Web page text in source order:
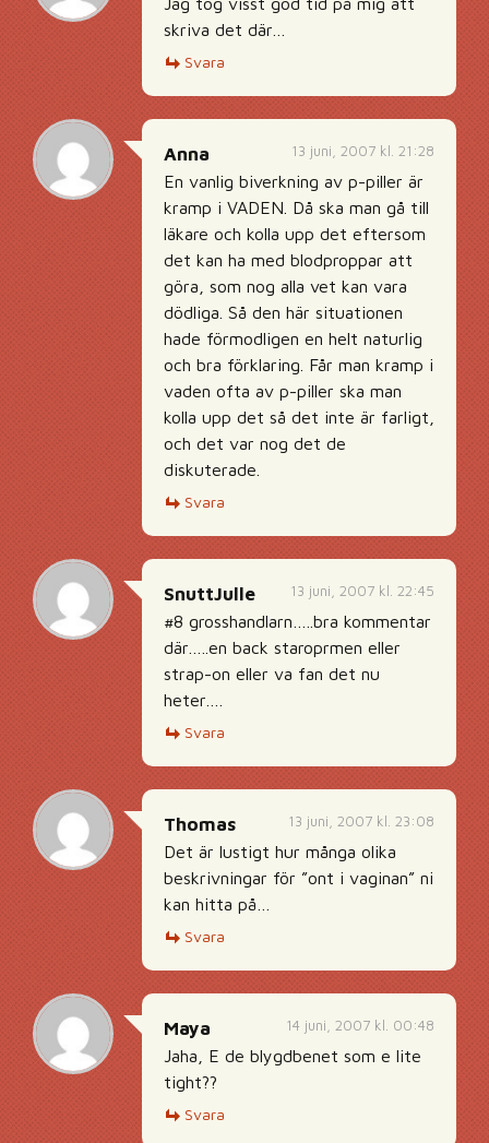
skriva det där…
Svara
13 juni, 2007 kl. 21:28
Anna
En vanlig biverkning av p-piller är
kramp i VADEN. Då ska man gå till
läkare och kolla upp det eftersom
det kan ha med blodproppar att
göra, som nog alla vet kan vara
dödliga. Så den här situationen
hade förmodligen en helt naturlig
och bra förklaring. Får man kramp i
vaden ofta av p-piller ska man
kolla upp det så det inte är farligt,
och det var nog det de
diskuterade.
Svara
13 juni, 2007 kl. 22:45
SnuttJulle
#8 grosshandlarn…..bra kommentar
där…..en back staroprmen eller
strap-on eller va fan det nu
heter….
Svara
13 juni, 2007 kl. 23:08
Thomas
Det är lustigt hur många olika
beskrivningar för ”ont i vaginan” ni
kan hitta på…
Svara
14 juni, 2007 kl. 00:48
Maya
Jaha, E de blygdbenet som e lite
tight??
Svara